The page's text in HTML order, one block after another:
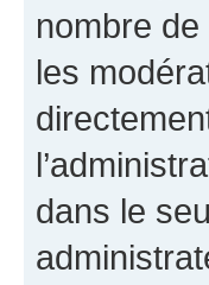
nombre
les
dans le